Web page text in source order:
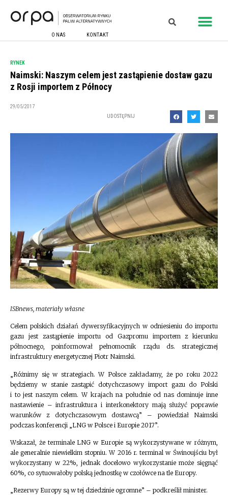
O NAS KONTAKT
RYNEK
Naimski: Naszym celem jest zastąpienie dostaw gazu
z Rosji importem z Północy
29/05/2017
UDOSTĘPNIJ
ISBnews, materiały własne
Celem polskich działań dywersyfikacyjnych w odniesieniu do importu
gazu jest zastąpienie importu od Gazpromu importem z kierunku
północnego, poinformował pełnomocnik rządu ds. strategicznej
infrastruktury energetycznej Piotr Naimski.
„Różnimy się w strategiach. W Polsce zakładamy, że po roku 2022
będziemy w stanie zastąpić dotychczasowy import gazu do Polski
i to jest naszym celem. W krajach na południe od nas dominuje inne
nastawienie – infrastruktura i interkonektory mają służyć poprawie
warunków z dotychczasowym dostawcą” – powiedział Naimski
podczas konferencji „LNG w Polsce i Europie 2017”.
Wskazał, że terminale LNG w Europie są wykorzystywane w różnym,
ale generalnie niewielkim stopniu. W 2016 r. terminal w Świnoujściu był
wykorzystany w 22%, jednak docelowo wykorzystanie może sięgnąć
60%, co sytuowałoby polską jednostkę w czołówce na tle Europy.
„Rezerwy Europy są w tej dziedzinie ogromne” – podkreślił minister.